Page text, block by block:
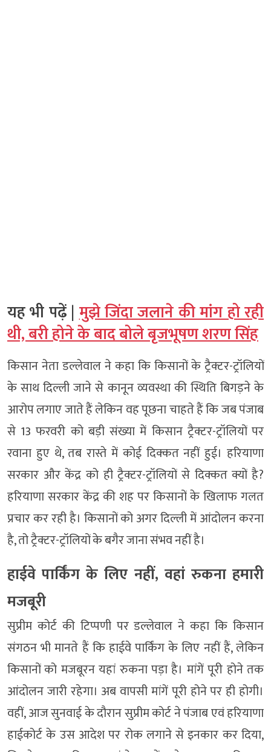
यह भी पढ़ें |मुझे जिंदा जलाने की मांग हो रही
थी, बरी होने के बाद बोले बृजभूषण शरण सिंह
किसान नेता डल्लेवाल ने कहा कि किसानों के ट्रैक्टर-ट्रॉलियों
के साथ दिल्ली जाने से कानून व्यवस्था की स्थिति बिगड़ने के
आरोप लगाए जाते हैं लेकिन वह पूछना चाहते हैं कि जब पंजाब
से 13 फरवरी को बड़ी संख्या में किसान ट्रैक्टर-ट्रॉलियों पर
रवाना हुए थे, तब रास्ते में कोई दिक्कत नहीं हुई। हरियाणा
सरकार और केंद्र को ही ट्रैक्टर-ट्रॉलियों से दिक्कत क्यों है?
हरियाणा सरकार केंद्र की शह पर किसानों के खिलाफ गलत
प्रचार कर रही है। किसानों को अगर दिल्ली में आंदोलन करना
है, तो ट्रैक्टर-ट्रॉलियों के बगैर जाना संभव नहीं है।
हाईवे पार्किंग के लिए नहीं, वहां रुकना हमारी
मजबूरी
सुप्रीम कोर्ट की टिप्पणी पर डल्लेवाल ने कहा कि किसान
संगठन भी मानते हैं कि हाईवे पार्किंग के लिए नहीं हैं, लेकिन
किसानों को मजबूरन यहां रुकना पड़ा है। मांगें पूरी होने तक
आंदोलन जारी रहेगा। अब वापसी मांगें पूरी होने पर ही होगी।
वहीं, आज सुनवाई के दौरान सुप्रीम कोर्ट ने पंजाब एवं हरियाणा
हाईकोर्ट के उस आदेश पर रोक लगाने से इनकार कर दिया,